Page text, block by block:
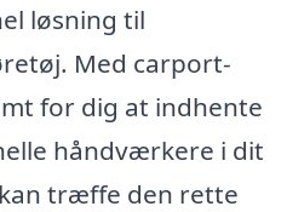
løsning til
Med carport-
for dig at indhente
håndværkere i dit
træffe den rette